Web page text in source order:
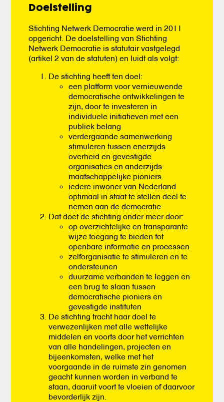
Doelstelling
Stichting Netwerk Democratie werd in 2011
opgericht. De doelstelling van Stichting
Netwerk Democratie is statutair vastgelegd
(artikel 2 van de statuten) en luidt als volgt:
De stichting heeft ten doel:
een platform voor vernieuwende
democratische ontwikkelingen te
zijn, door te investeren in
individuele initiatieven met een
publiek belang
verdergaande samenwerking
stimuleren tussen enerzijds
overheid en gevestigde
organisaties en anderzijds
maatschappelijke pioniers
iedere inwoner van Nederland
optimaal in staat te stellen deel te
nemen aan de democratie
Dat doet de stichting onder meer door:
op overzichtelijke en transparante
wijze toegang te bieden tot
openbare informatie en processen
zelforganisatie te stimuleren en te
ondersteunen
duurzame verbanden te leggen en
een brug te slaan tussen
democratische pioniers en
gevestigde instituten
De stichting tracht haar doel te
verwezenlijken met alle wettelijke
middelen en voorts door het verrichten
van alle handelingen, projecten en
bijeenkomsten, welke met het
voorgaande in de ruimste zin genomen
geacht kunnen worden in verband te
staan, daaruit voort te vloeien of daarvoor
bevorderlijk zijn.